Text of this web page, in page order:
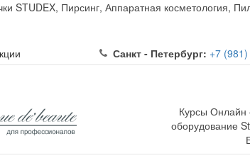
STUDEX, Пирсинг, Аппаратная косметология,
Санкт - Петербург: +7
Курсы Онлайн
оборудование